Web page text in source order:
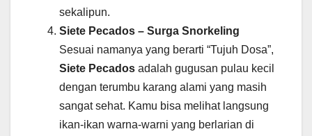
sekalipun.
Siete Pecados – Surga Snorkeling
Sesuai namanya yang berarti “Tujuh Dosa”,
Siete Pecados adalah gugusan pulau kecil
dengan terumbu karang alami yang masih
sangat sehat. Kamu bisa melihat langsung
ikan-ikan warna-warni yang berlarian di